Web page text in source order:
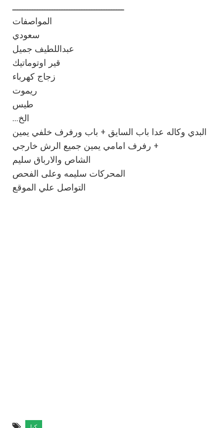
ـــــــــــــــــــــــــــــــــــــــــــــ
المواصفات
سعودي
عبداللطيف جميل
قير اوتوماتيك
زجاج كهرباء
ريموت
طيس
...الخ
البدي وكاله عدا باب السايق + باب ورفرف خلفي يمين
المحركات سليمه وعلى الفحص